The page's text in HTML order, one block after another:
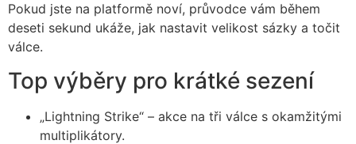
Pokud jste na platformě noví, průvodce vám během
deseti sekund ukáže, jak nastavit velikost sázky a točit
válce.
Top výběry pro krátké sezení
„Lightning Strike“ – akce na tři válce s okamžitými
multiplikátory.